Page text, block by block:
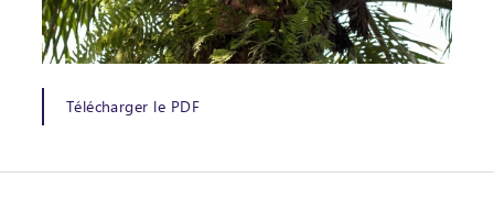
Télécharger le PDF